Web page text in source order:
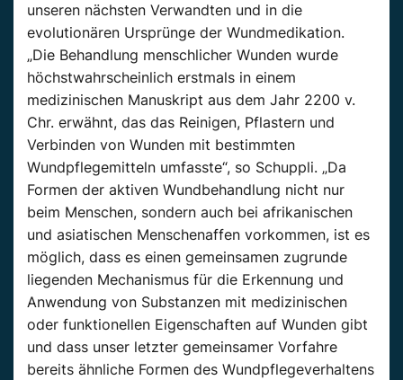
unseren nächsten Verwandten und in die
evolutionären Ursprünge der Wundmedikation.
„Die Behandlung menschlicher Wunden wurde
höchstwahrscheinlich erstmals in einem
medizinischen Manuskript aus dem Jahr 2200 v.
Chr. erwähnt, das das Reinigen, Pflastern und
Verbinden von Wunden mit bestimmten
Wundpflegemitteln umfasste“, so Schuppli. „Da
Formen der aktiven Wundbehandlung nicht nur
beim Menschen, sondern auch bei afrikanischen
und asiatischen Menschenaffen vorkommen, ist es
möglich, dass es einen gemeinsamen zugrunde
liegenden Mechanismus für die Erkennung und
Anwendung von Substanzen mit medizinischen
oder funktionellen Eigenschaften auf Wunden gibt
und dass unser letzter gemeinsamer Vorfahre
bereits ähnliche Formen des Wundpflegeverhaltens